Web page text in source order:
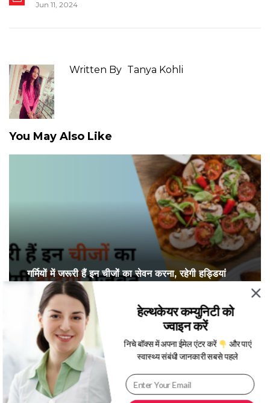
Jun 11, 2024
Written By Tanya Kohli
You May Also Like
गर्मियों में जरूरी हैं इन चीजों का सेवन करना, रहेगी हड्डियां
मजबूत
More Posts From: डाइट और फिटनेस
हेल्थकेयर कम्युनिटी को
ज्वाइन करें
निचे बॉक्स में अपना ईमेल एंटर करें
और पाएं
स्वास्थ्य संबंधी जानकारी सबसे पहले